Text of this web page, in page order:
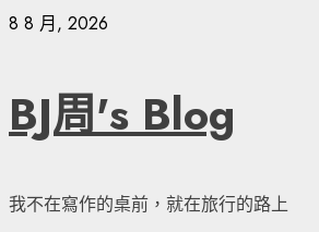
Skip
8 8 月, 2026
BJ周's Blog
我不在寫作的桌前，就在旅行的路上